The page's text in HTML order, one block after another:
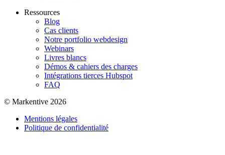
Ressources
Blog
Cas clients
Notre portfolio webdesign
Webinars
Livres blancs
Démos & cahiers des charges
Intégrations tierces Hubspot
FAQ
© Markentive 2026
Mentions légales
Politique de confidentialité